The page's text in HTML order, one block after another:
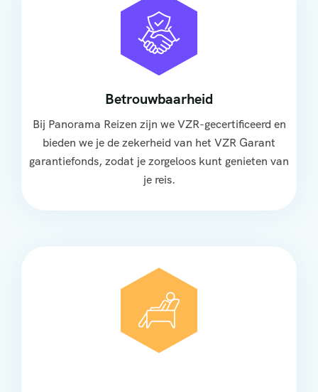
Betrouwbaarheid
Bij Panorama Reizen zijn we VZR-gecertificeerd en
bieden we je de zekerheid van het VZR Garant
garantiefonds, zodat je zorgeloos kunt genieten van
je reis.